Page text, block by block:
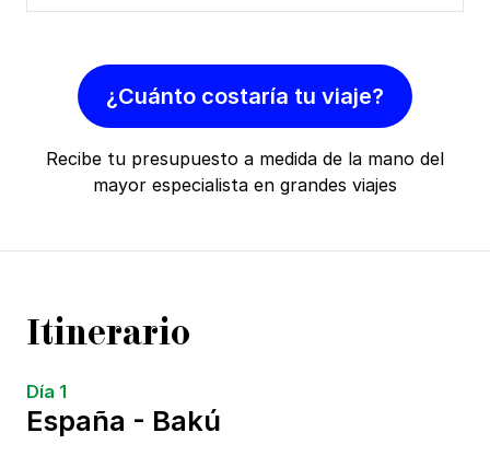
¿Cuánto costaría tu viaje?
Recibe tu presupuesto a medida de la mano del
mayor especialista en grandes viajes
Itinerario
Día 1
España - Bakú